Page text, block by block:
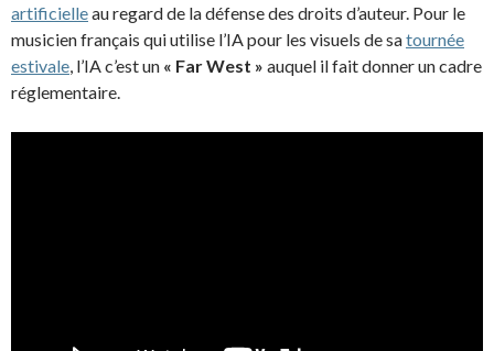
artificielleau regard de la défense des droits d’auteur. Pour le
musicien français qui utilise l’IA pour les visuels de satournée
estivale , l’IA c’est un « Far West » auquel il fait donner un cadre
réglementaire.